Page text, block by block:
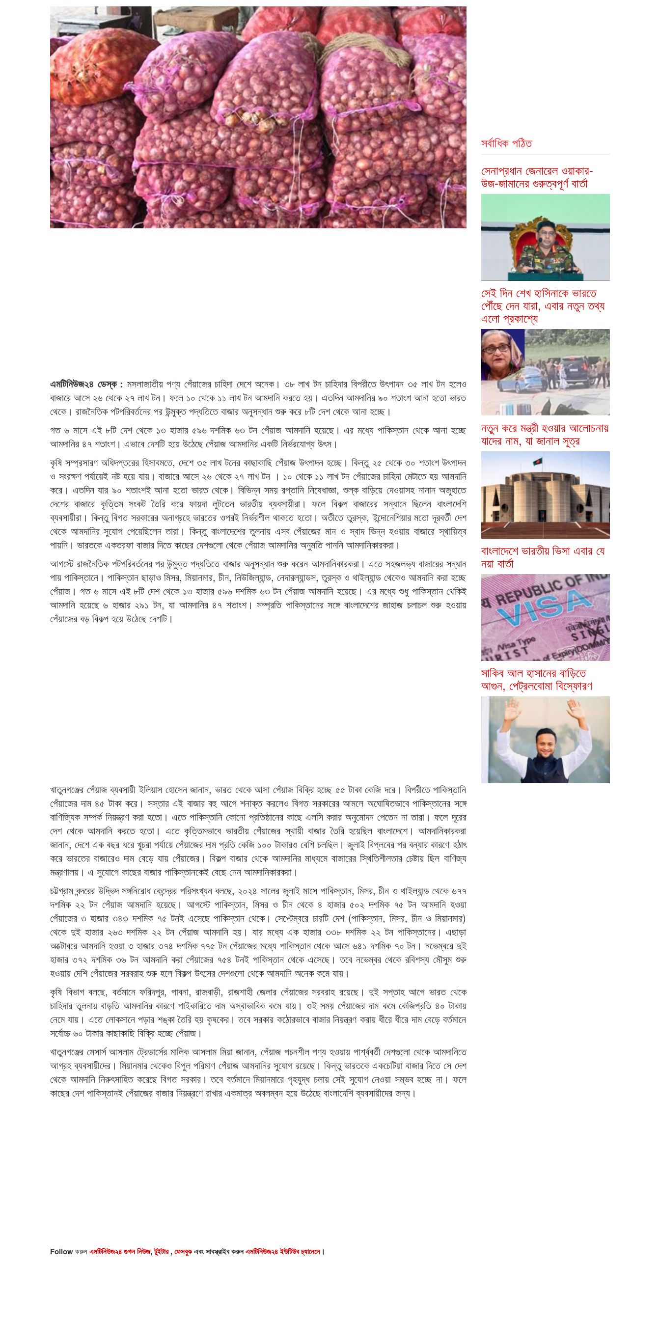
এমটিনিউজ২৪ ডেস্ক : মসলাজাতীয় পণ্য পেঁয়াজের চাহিদা দেশে অনেক। ৩৮ লাখ টন চাহিদার বিপরীতে উৎপাদন ৩৫ লাখ টন হলেও
বাজারে আসে ২৬ থেকে ২৭ লাখ টন। ফলে ১০ থেকে ১১ লাখ টন আমদানি করতে হয়। এতদিন আমদানির ৯০ শতাংশ আনা হতো ভারত
থেকে। রাজনৈতিক পটপরিবর্তনের পর উন্মুক্ত পদ্ধতিতে বাজার অনুসন্ধান শুরু করে ৮টি দেশ থেকে আনা হচ্ছে।
গত ৬ মাসে এই ৮টি দেশ থেকে ১৩ হাজার ৫৯৬ দশমিক ৬৩ টন পেঁয়াজ আমদানি হয়েছে। এর মধ্যে পাকিস্তান থেকে আনা হচ্ছে
আমদানির ৪৭ শতাংশ। এভাবে দেশটি হয়ে উঠেছে পেঁয়াজ আমদানির একটি নির্ভরযোগ্য উৎস।
কৃষি সম্প্রসারণ অধিদপ্তরের হিসাবমতে, দেশে ৩৫ লাখ টনের কাছাকাছি পেঁয়াজ উৎপাদন হচ্ছে। কিন্তু ২৫ থেকে ৩০ শতাংশ উৎপাদন
ও সংরক্ষণ পর্যায়েই নষ্ট হয়ে যায়। বাজারে আসে ২৬ থেকে ২৭ লাখ টন । ১০ থেকে ১১ লাখ টন পেঁয়াজের চাহিদা মেটাতে হয় আমদানি
করে। এতদিন যার ৯০ শতাংশই আনা হতো ভারত থেকে। বিভিন্ন সময় রপ্তানি নিষেধাজ্ঞা, শুল্ক বাড়িয়ে দেওয়াসহ নানান অজুহাতে
দেশের বাজারে কৃত্তিম সংকট তৈরি করে ফায়দা লুটতেন ভারতীয় ব্যবসায়ীরা। ফলে বিকল্প বাজারের সন্ধানে ছিলেন বাংলাদেশি
ব্যবসায়ীরা। কিন্তু বিগত সরকারের অনাগ্রহে ভারতের ওপরই নির্ভরশীল থাকতে হতো। অতীতে তুরস্ক, ইন্দোনেশিয়ার মতো দূরবর্তী দেশ
থেকে আমদানির সুযোগ পেয়েছিলেন তারা। কিন্তু বাংলাদেশের তুলনায় এসব পেঁয়াজের মান ও স্বাদ ভিন্ন হওয়ায় বাজারে স্থায়িত্ব
পায়নি। ভারতকে একতরফা বাজার দিতে কাছের দেশগুলো থেকে পেঁয়াজ আমদানির অনুমতি পাননি আমদানিকারকরা।
আগস্টে রাজনৈতিক পটপরিবর্তনের পর উন্মুক্ত পদ্ধতিতে বাজার অনুসন্ধান শুরু করেন আমদানিকারকরা। এতে সহজলভ্য বাজারের সন্ধান
পায় পাকিস্তানে। পাকিস্তান ছাড়াও মিসর, মিয়ানমার, চীন, নিউজিল্যান্ড, নেদারল্যান্ডস, তুরস্ক ও থাইল্যান্ড থেকেও আমদানি করা হচ্ছে
পেঁয়াজ। গত ৬ মাসে এই ৮টি দেশ থেকে ১৩ হাজার ৫৯৬ দশমিক ৬৩ টন পেঁয়াজ আমদানি হয়েছে। এর মধ্যে শুধু পাকিস্তান থেকিই
আমদানি হয়েছে ৬ হাজার ২৯১ টন, যা আমদানির ৪৭ শতাংশ। সম্প্রতি পাকিস্তানের সঙ্গে বাংলাদেশের জাহাজ চলাচল শুরু হওয়ায়
পেঁয়াজের বড় বিকল্প হয়ে উঠেছে দেশটি।
খাতুনগঞ্জের পেঁয়াজ ব্যবসায়ী ইলিয়াস হোসেন জানান, ভারত থেকে আসা পেঁয়াজ বিক্রি হচ্ছে ৫৫ টাকা কেজি দরে। বিপরীতে পাকিস্তানি
পেঁয়াজের দাম ৪৫ টাকা করে। সস্তার এই বাজার বহু আগে শনাক্ত করলেও বিগত সরকারের আমলে অঘোষিতভাবে পাকিস্তানের সঙ্গে
বাণিজ্যিক সম্পর্ক নিয়ন্ত্রণ করা হতো। এতে পাকিস্তানি কোনো প্রতিষ্ঠানের কাছে এলসি করার অনুমোদন পেতেন না তারা। ফলে দূরের
দেশ থেকে আমদানি করতে হতো। এতে কৃত্তিমভাবে ভারতীয় পেঁয়াজের স্থায়ী বাজার তৈরি হয়েছিল বাংলাদেশে। আমদানিকারকরা
জানান, দেশে এক বছর ধরে খুচরা পর্যায়ে পেঁয়াজের দাম প্রতি কেজি ১০০ টাকারও বেশি চলছিল। জুলাই বিপ্লবের পর বন্যার কারণে হঠাৎ
করে ভারতের বাজারেও দাম বেড়ে যায় পেঁয়াজের। বিকল্প বাজার থেকে আমদানির মাধ্যমে বাজারের স্থিতিশীলতার চেষ্টায় ছিল বাণিজ্য
মন্ত্রণালয়। এ সুযোগে কাছের বাজার পাকিস্তানকেই বেছে নেন আমদানিকারকরা।
চট্টগ্রাম বন্দরের উদ্ভিদ সঙ্গনিরোধ কেন্দ্রের পরিসংখ্যন বলছে, ২০২৪ সালের জুলাই মাসে পাকিস্তান, মিসর, চীন ও থাইল্যান্ড থেকে ৬৭৭
দশমিক ২২ টন পেঁয়াজ আমদানি হয়েছে। আগস্টে পাকিস্তান, মিসর ও চীন থেকে ৪ হাজার ৫০২ দশমিক ৭৫ টন আমদানি হওয়া
পেঁয়াজের ৩ হাজার ৩৪৩ দশমিক ৭৫ টনই এসেছে পাকিস্তান থেকে। সেপ্টেম্বরে চারটি দেশ (পাকিস্তান, মিসর, চীন ও মিয়ানমার)
থেকে দুই হাজার ২৬৩ দশমিক ২২ টন পেঁয়াজ আমদানি হয়। যার মধ্যে এক হাজার ৩৩৮ দশমিক ২২ টন পাকিস্তানের। এছাড়া
অক্টোবরে আমদানি হওয়া ৩ হাজার ৩৭৪ দশমিক ৭৭৫ টন পেঁয়াজের মধ্যে পাকিস্তান থেকে আসে ৬৪১ দশমিক ৭০ টন। নভেম্বরে দুই
হাজার ৩৭২ দশমিক ৩৬ টন আমদানি করা পেঁয়াজের ৭৫৪ টনই পাকিস্তান থেকে এসেছে। তবে নভেম্বর থেকে রবিশস্য মৌসুম শুরু
হওয়ায় দেশি পেঁয়াজের সরবরাহ শুরু হলে বিকল্প উৎসের দেশগুলো থেকে আমদানি অনেক কমে যায়।
কৃষি বিভাগ বলছে, বর্তমানে ফরিদপুর, পাবনা, রাজবাড়ী, রাজশাহী জেলার পেঁয়াজের সরবরাহ রয়েছে। দুই সপ্তাহ আগে ভারত থেকে
চাহিদার তুলনায় বাড়তি আমদানির কারণে পাইকারিতে দাম অস্বাভাবিক কমে যায়। ওই সময় পেঁয়াজের দাম কমে কেজিপ্রতি ৪০ টাকায়
নেমে যায়। এতে লোকসানে পড়ার শঙ্কা তৈরি হয় কৃষকের। তবে সরকার কঠোরভাবে বাজার নিয়ন্ত্রণ করায় ধীরে ধীরে দাম বেড়ে বর্তমানে
সর্বোচ্চ ৬০ টাকার কাছাকাছি বিক্রি হচ্ছে পেঁয়াজ।
খাতুনগঞ্জের মেসার্স আসলাম ট্রেডার্সের মালিক আসলাম মিয়া জানান, পেঁয়াজ পচনশীল পণ্য হওয়ায় পার্শ্ববর্তী দেশগুলো থেকে আমদানিতে
আগ্রহ ব্যবসায়ীদের। মিয়ানমার থেকেও বিপুল পরিমাণ পেঁয়াজ আমদানির সুযোগ রয়েছে। কিন্তু ভারতকে একচেটিয়া বাজার দিতে সে দেশ
থেকে আমদানি নিরুৎসাহিত করেছে বিগত সরকার। তবে বর্তমানে মিয়ানমারে গৃহযুদ্ধ চলায় সেই সুযোগ নেওয়া সম্ভব হচ্ছে না। ফলে
কাছের দেশ পাকিস্তানই পেঁয়াজের বাজার নিয়ন্ত্রণে রাখার একমাত্র অবলম্বন হয়ে উঠেছে বাংলাদেশি ব্যবসায়ীদের জন্য।
Followকরুনএমটিনিউজ২৪ গুগল নিউজ,টুইটার,ফেসবুকএবং সাবস্ক্রাইব করুনএমটিনিউজ২৪ ইউটিউব চ্যানেলে।
সর্বাধিক পঠিত
সেনাপ্রধান জেনারেল ওয়াকার-
উজ-জামানের গুরুত্বপূর্ণ বার্তা
সেই দিন শেখ হাসিনাকে ভারতে
পৌঁছে দেন যারা, এবার নতুন তথ্য
এলো প্রকাশ্যে
নতুন করে মন্ত্রী হওয়ার আলোচনায়
যাদের নাম, যা জানাল সূত্র
বাংলাদেশে ভারতীয় ভিসা এবার যে
নয়া বার্তা
সাকিব আল হাসানের বাড়িতে
আগুন, পেট্রলবোমা বিস্ফোরণ